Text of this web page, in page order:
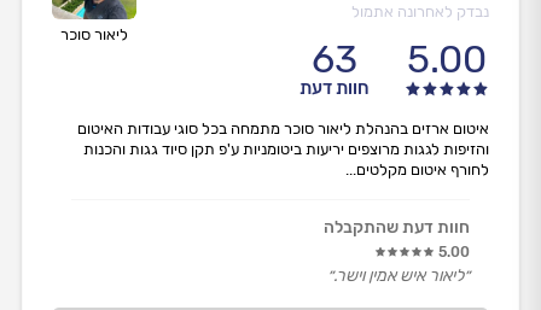
ליאור סוכר
נבדק לאחרונה אתמול
5.00
63
חוות דעת
איטום ארזים בהנהלת ליאור סוכר מתמחה בכל סוגי עבודות האיטום
והזיפות לגגות מרוצפים יריעות ביטומניות ע'פ תקן סיוד גגות והכנות
לחורף איטום מקלטים...
חוות דעת שהתקבלה
5.00
״ליאור איש אמין וישר.״